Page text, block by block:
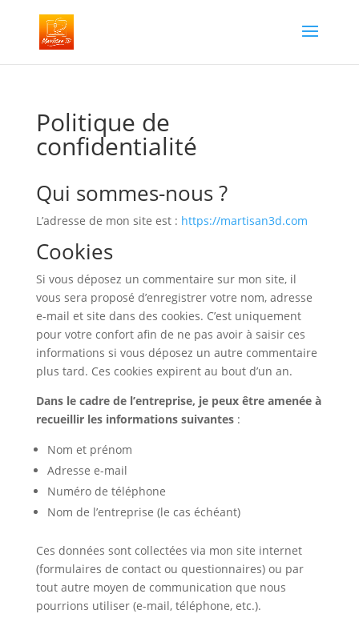
Politique de
confidentialité
Qui sommes-nous ?
L’adresse de mon site est : https://martisan3d.com
Cookies
Si vous déposez un commentaire sur mon site, il
vous sera proposé d’enregistrer votre nom, adresse
e-mail et site dans des cookies. C’est uniquement
pour votre confort afin de ne pas avoir à saisir ces
informations si vous déposez un autre commentaire
plus tard. Ces cookies expirent au bout d’un an.
Dans le cadre de l’entreprise, je peux être amenée à
recueillir les informations suivantes:
Nom et prénom
Adresse e-mail
Numéro de téléphone
Nom de l’entreprise (le cas échéant)
Ces données sont collectées via mon site internet
(formulaires de contact ou questionnaires) ou par
tout autre moyen de communication que nous
pourrions utiliser (e-mail, téléphone, etc.).